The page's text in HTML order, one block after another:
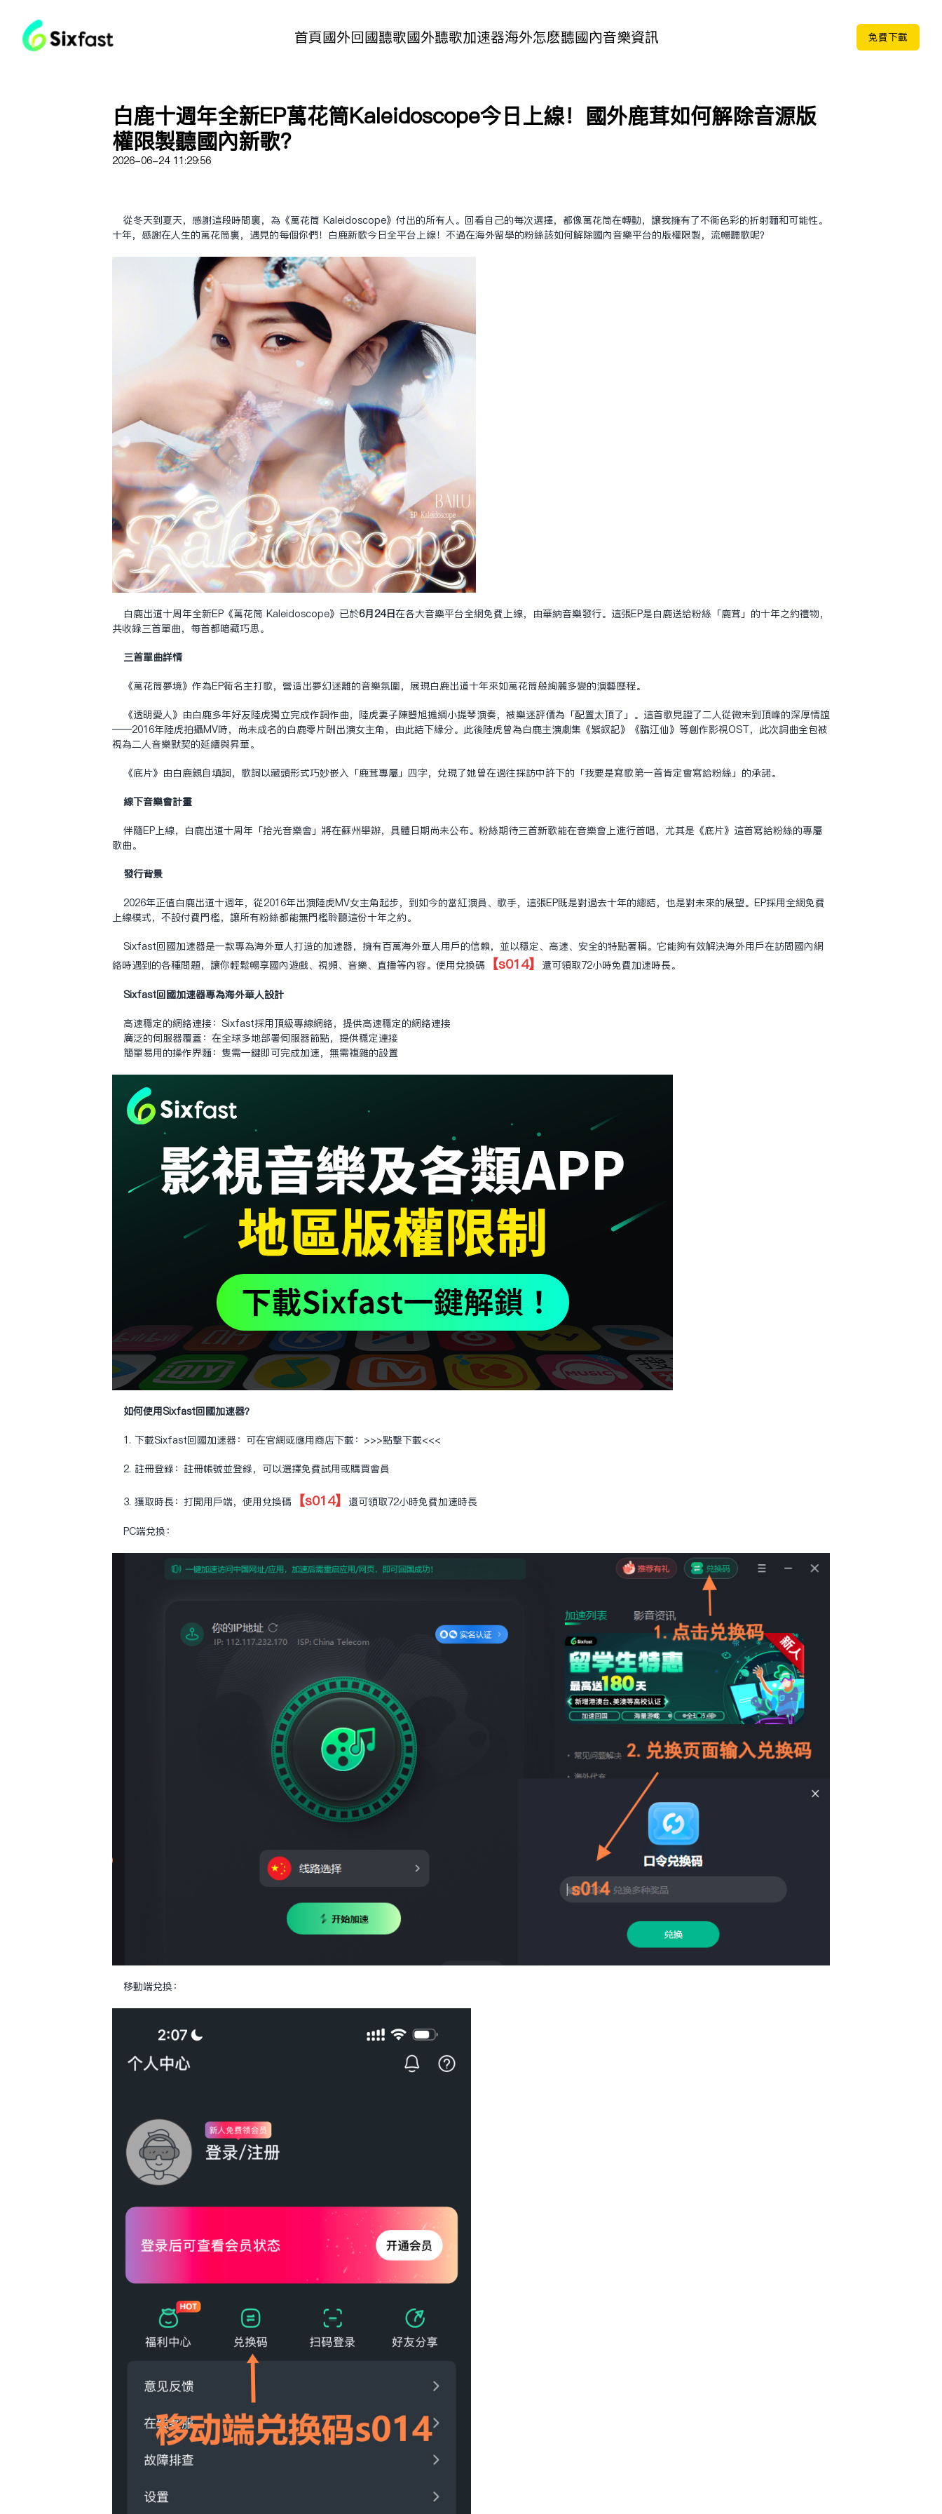
首頁國外回國聽歌國外聽歌加速器海外怎麽聽國內音樂資訊 免费下载
白鹿十週年全新EP萬花筒Kaleidoscope今日上線！國外鹿茸如何解除音源版
權限制聽國內新歌？
2026-06-24 11:29:56
從冬天到夏天，感謝這段時間裏，為《萬花筒 Kaleidoscope》付出的所有人。回看自己的每次選擇，都像萬花筒在轉動，讓我擁有了不同色彩的折射面和可能性。
十年，感謝在人生的萬花筒裏，遇見的每個你們！白鹿新歌今日全平台上線！不過在海外留學的粉絲該如何解除國內音樂平台的版權限制，流暢聽歌呢？
白鹿出道十周年全新EP《萬花筒 Kaleidoscope》已於6月24日在各大音樂平台全網免費上線，由華納音樂發行。這張EP是白鹿送給粉絲「鹿茸」的十年之約禮物，
共收錄三首單曲，每首都暗藏巧思。
三首單曲詳情
《萬花筒夢境》作為EP同名主打歌，營造出夢幻迷離的音樂氛圍，展現白鹿出道十年來如萬花筒般絢麗多變的演藝歷程。
《透明愛人》由白鹿多年好友陸虎獨立完成作詞作曲，陸虎妻子陳曌旭擔綱小提琴演奏，被樂迷評價為「配置太頂了」。這首歌見證了二人從微末到頂峰的深厚情誼
——2016年陸虎拍攝MV時，尚未成名的白鹿零片酬出演女主角，由此結下緣分。此後陸虎曾為白鹿主演劇集《紫釵記》《臨江仙》等創作影視OST，此次詞曲全包被
視為二人音樂默契的延續與昇華。
《底片》由白鹿親自填詞，歌詞以藏頭形式巧妙嵌入「鹿茸專屬」四字，兌現了她曾在過往採訪中許下的「我要是寫歌第一首肯定會寫給粉絲」的承諾。
線下音樂會計畫
伴隨EP上線，白鹿出道十周年「拾光音樂會」將在蘇州舉辦，具體日期尚未公布。粉絲期待三首新歌能在音樂會上進行首唱，尤其是《底片》這首寫給粉絲的專屬
歌曲。
發行背景
2026年正值白鹿出道十週年，從2016年出演陸虎MV女主角起步，到如今的當紅演員、歌手，這張EP既是對過去十年的總結，也是對未來的展望。EP採用全網免費
上線模式，不設付費門檻，讓所有粉絲都能無門檻聆聽這份十年之約。
Sixfast回國加速器是一款專為海外華人打造的加速器，擁有百萬海外華人用戶的信賴，並以穩定、高速、安全的特點著稱。它能夠有效解決海外用戶在訪問國內網
絡時遇到的各種問題，讓你輕鬆暢享國內遊戲、視頻、音樂、直播等內容。使用兌換碼
【s014】 還可領取72小時免費加速時長。
Sixfast回國加速器專為海外華人設計
高速穩定的網絡連接：Sixfast採用頂級專線網絡，提供高速穩定的網絡連接
廣泛的伺服器覆蓋：在全球多地部署伺服器節點，提供穩定連接
簡單易用的操作界面：只需一鍵即可完成加速，無需複雜的設置
如何使用Sixfast回國加速器？
1. 下載Sixfast回國加速器：可在官網或應用商店下載： >>>點擊下載<<<
2. 註冊登錄：註冊帳號並登錄，可以選擇免費試用或購買會員
3. 獲取時長：打開用戶端，使用兌換碼 【s014】 還可領取72小時免費加速時長
PC端兌換：
移動端兌換：